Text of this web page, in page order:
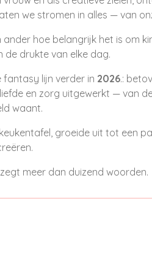
we stromen in alles — van
hoe belangrijk het is om
de drukte van elke dag.
fantasy lijn verder in 2026.:
en zorg uitgewerkt — van
waant.
groeide uit tot een
meer dan duizend woorden.